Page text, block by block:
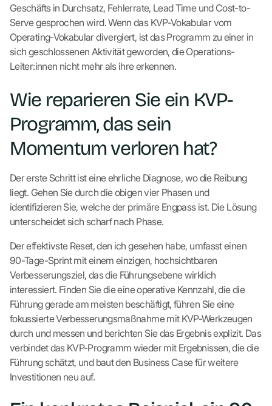
Geschäfts in Durchsatz, Fehlerrate, Lead Time und Cost-to-
Serve gesprochen wird. Wenn das KVP-Vokabular vom
Operating-Vokabular divergiert, ist das Programm zu einer in
sich geschlossenen Aktivität geworden, die Operations-
Leiter:innen nicht mehr als ihre erkennen.
Wie reparieren Sie ein KVP-
Programm, das sein
Momentum verloren hat?
Der erste Schritt ist eine ehrliche Diagnose, wo die Reibung
liegt. Gehen Sie durch die obigen vier Phasen und
identifizieren Sie, welche der primäre Engpass ist. Die Lösung
unterscheidet sich scharf nach Phase.
Der effektivste Reset, den ich gesehen habe, umfasst einen
90-Tage-Sprint mit einem einzigen, hochsichtbaren
Verbesserungsziel, das die Führungsebene wirklich
interessiert. Finden Sie die eine operative Kennzahl, die die
Führung gerade am meisten beschäftigt, führen Sie eine
fokussierte Verbesserungsmaßnahme mit KVP-Werkzeugen
durch und messen und berichten Sie das Ergebnis explizit. Das
verbindet das KVP-Programm wieder mit Ergebnissen, die die
Führung schätzt, und baut den Business Case für weitere
Investitionen neu auf.